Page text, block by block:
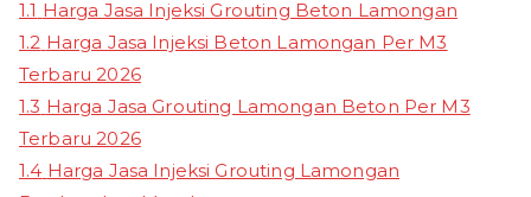
1.1 Harga Jasa Injeksi Grouting Beton Lamongan
1.2 Harga Jasa Injeksi Beton Lamongan Per M3
Terbaru 2026
1.3 Harga Jasa Grouting Lamongan Beton Per M3
Terbaru 2026
1.4 Harga Jasa Injeksi Grouting Lamongan